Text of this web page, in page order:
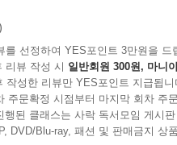
있다.
로브스키, DKNY, 나이키,
이 아니더라도 작품으로서
린 흑백의 정교하고 세밀한
책은 배스포드의 대중적인
를 선정하여 YES포인트 3만원을 드
리뷰 작성 시 일반회원 300원, 마니
작성한 리뷰만 YES포인트 지급됩니
주문확정 시점부터 마지막 회차 주
행된 클래스는 사락 독서모임 게시
DVD/Blu-ray, 패션 및 판매금지 상